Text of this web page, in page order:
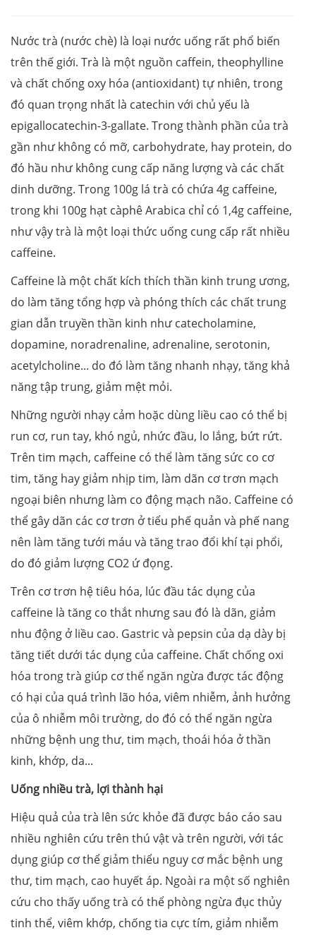
Nước trà (nước chè) là loại nước uống rất phổ biến
trên thế giới. Trà là một nguồn caffein, theophylline
và chất chống oxy hóa (antioxidant) tự nhiên, trong
đó quan trọng nhất là catechin với chủ yếu là
epigallocatechin-3-gallate. Trong thành phần của trà
gần như không có mỡ, carbohydrate, hay protein, do
đó hầu như không cung cấp năng lượng và các chất
dinh dưỡng. Trong 100g lá trà có chứa 4g caffeine,
trong khi 100g hạt càphê Arabica chỉ có 1,4g caffeine,
như vậy trà là một loại thức uống cung cấp rất nhiều
caffeine.
Caffeine là một chất kích thích thần kinh trung ương,
do làm tăng tổng hợp và phóng thích các chất trung
gian dẫn truyền thần kinh như catecholamine,
dopamine, noradrenaline, adrenaline, serotonin,
acetylcholine... do đó làm tăng nhanh nhạy, tăng khả
năng tập trung, giảm mệt mỏi.
Những người nhạy cảm hoặc dùng liều cao có thể bị
run cơ, run tay, khó ngủ, nhức đầu, lo lắng, bứt rứt.
Trên tim mạch, caffeine có thể làm tăng sức co cơ
tim, tăng hay giảm nhịp tim, làm dãn cơ trơn mạch
ngoại biên nhưng làm co động mạch não. Caffeine có
thể gây dãn các cơ trơn ở tiểu phế quản và phế nang
nên làm tăng tưới máu và tăng trao đổi khí tại phổi,
do đó giảm lượng CO2 ứ đọng.
Trên cơ trơn hệ tiêu hóa, lúc đầu tác dụng của
caffeine là tăng co thắt nhưng sau đó là dãn, giảm
nhu động ở liều cao. Gastric và pepsin của dạ dày bị
tăng tiết dưới tác dụng của caffeine. Chất chống oxi
hóa trong trà giúp cơ thể ngăn ngừa được tác động
có hại của quá trình lão hóa, viêm nhiễm, ảnh hưởng
của ô nhiễm môi trường, do đó có thể ngăn ngừa
những bệnh ung thư, tim mạch, thoái hóa ở thần
kinh, khớp, da...
Uống nhiều trà, lợi thành hại
Hiệu quả của trà lên sức khỏe đã được báo cáo sau
nhiều nghiên cứu trên thú vật và trên người, với tác
dụng giúp cơ thể giảm thiểu nguy cơ mắc bệnh ung
thư, tim mạch, cao huyết áp. Ngoài ra một số nghiên
cứu cho thấy uống trà có thể phòng ngừa đục thủy
tinh thể, viêm khớp, chống tia cực tím, giảm nhiễm